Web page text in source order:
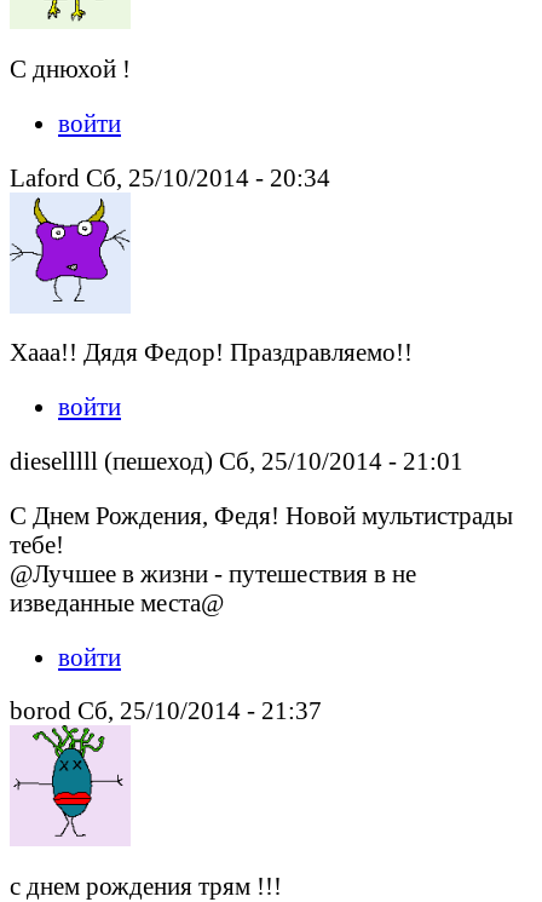
C днюхой !
войти
Laford Сб, 25/10/2014 - 20:34
Хааа!! Дядя Федор! Праздравляемо!!
войти
dieselllll (пешеход) Сб, 25/10/2014 - 21:01
С Днем Рождения, Федя! Новой мультистрады
тебе!
@Лучшее в жизни - путешествия в не
изведанные места@
войти
borod Сб, 25/10/2014 - 21:37
с днем рождения трям !!!